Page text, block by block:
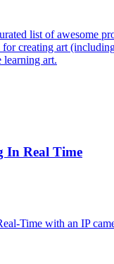
list of awesome
for creating art
learning art.
In Real Time
Time with an IP